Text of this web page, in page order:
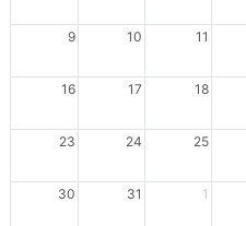
9 10 11
16 17 18
23 24 25
30 31 1